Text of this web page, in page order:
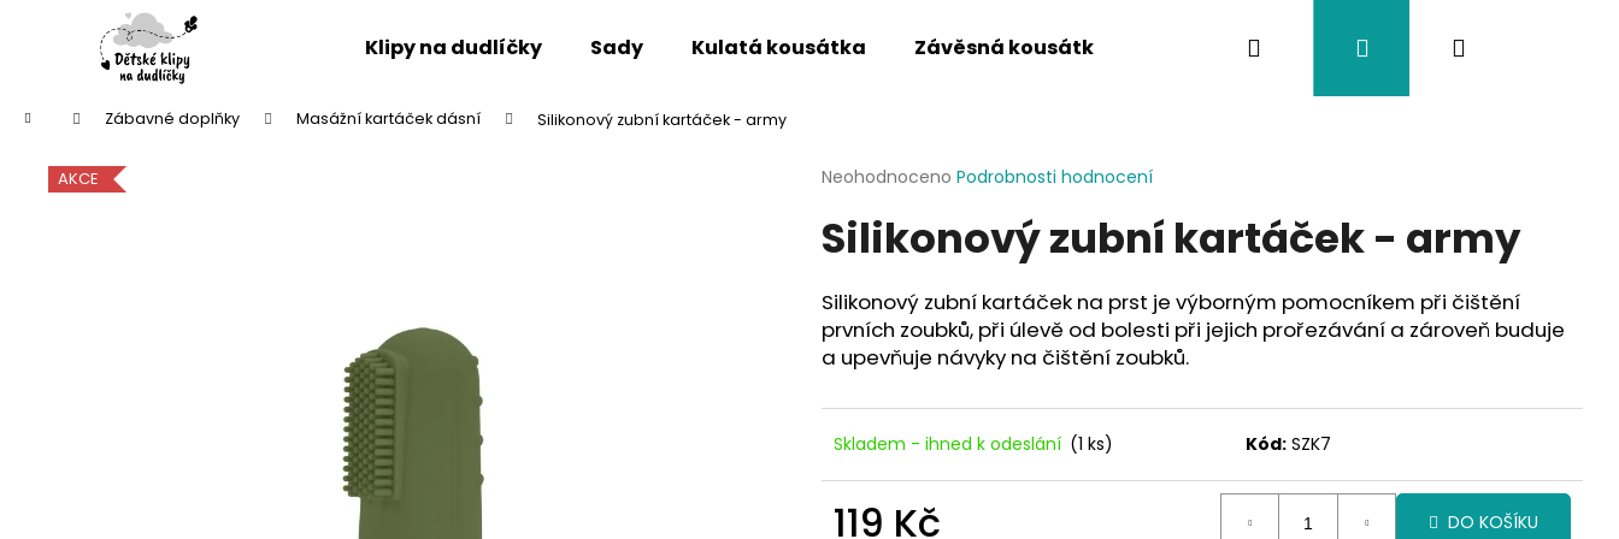
Klipy na dudlíčky Sady Kulatá kousátka Závěsná kousátka Závěsy na kočárek Twistík kousátka
Hledat PřihlášeníNákupní
Domů Zábavné doplňky Masážní kartáček dásní Silikonový zubní kartáček - army
Průměrné
produktu
je
z
5
hvězdiček.
Neohodnoceno Podrobnosti hodnocení
Silikonový zubní kartáček - army
Silikonový zubní kartáček na prst je výborným pomocníkem při čištění
prvních zoubků, při úlevě od bolesti při jejich prořezávání a zároveň buduje
a upevňuje návyky na čištění zoubků.
Skladem - ihned k odeslání (1 ks) Kód: SZK7
119 Kč DO KOŠÍKU
AKCE
Zpět
obchodu
Zpět
obchodu
Co potřebujete najít?
HLEDAT